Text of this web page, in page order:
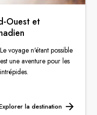
Ouest et
voyage n'étant possible
une aventure pour les
la destination